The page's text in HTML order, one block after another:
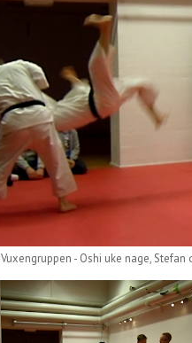
Vuxengruppen - Oshi uke nage, Stefan